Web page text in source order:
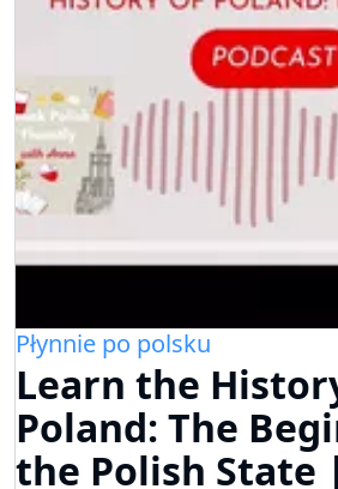
Płynnie po polsku
Learn the
Poland: The
the Polish State